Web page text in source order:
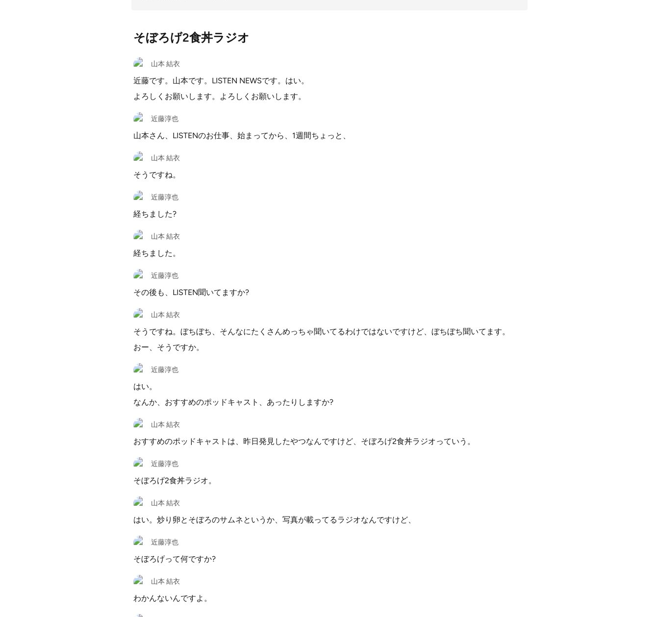
そぼろげ2食丼ラジオ
山本 結衣
近藤です。山本です。LISTEN NEWSです。はい。
よろしくお願いします。よろしくお願いします。
近藤淳也
山本さん、LISTENのお仕事、始まってから、1週間ちょっと、
山本 結衣
そうですね。
近藤淳也
経ちました?
山本 結衣
経ちました。
近藤淳也
その後も、LISTEN聞いてますか?
山本 結衣
そうですね。ぼちぼち、そんなにたくさんめっちゃ聞いてるわけではないですけど、ぼちぼち聞いてます。
おー、そうですか。
近藤淳也
はい。
なんか、おすすめのポッドキャスト、あったりしますか?
山本 結衣
おすすめのポッドキャストは、昨日発見したやつなんですけど、そぼろげ2食丼ラジオっていう。
近藤淳也
そぼろげ2食丼ラジオ。
山本 結衣
はい。炒り卵とそぼろのサムネというか、写真が載ってるラジオなんですけど、
近藤淳也
そぼろげって何ですか?
山本 結衣
わかんないんですよ。